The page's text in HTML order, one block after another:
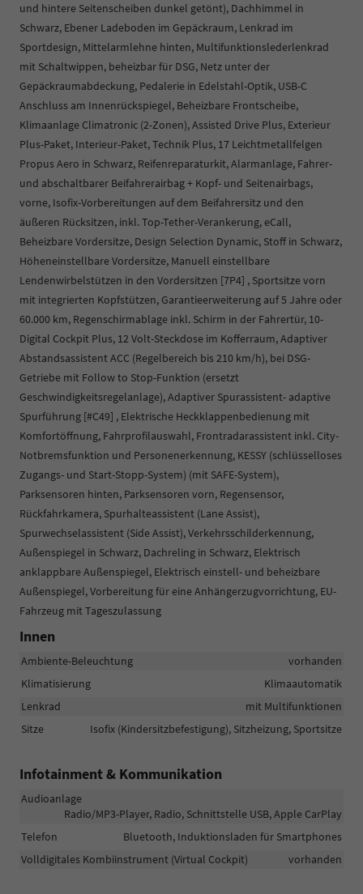
und hintere Seitenscheiben dunkel getönt), Dachhimmel in
Schwarz, Ebener Ladeboden im Gepäckraum, Lenkrad im
Sportdesign, Mittelarmlehne hinten, Multifunktionslederlenkrad
mit Schaltwippen, beheizbar für DSG, Netz unter der
Gepäckraumabdeckung, Pedalerie in Edelstahl-Optik, USB-C
Anschluss am Innenrückspiegel, Beheizbare Frontscheibe,
Klimaanlage Climatronic (2-Zonen), Assisted Drive Plus, Exterieur
Plus-Paket, Interieur-Paket, Technik Plus, 17 Leichtmetallfelgen
Propus Aero in Schwarz, Reifenreparaturkit, Alarmanlage, Fahrer-
und abschaltbarer Beifahrerairbag + Kopf- und Seitenairbags,
vorne, Isofix-Vorbereitungen auf dem Beifahrersitz und den
äußeren Rücksitzen, inkl. Top-Tether-Verankerung, eCall,
Beheizbare Vordersitze, Design Selection Dynamic, Stoff in Schwarz,
Höheneinstellbare Vordersitze, Manuell einstellbare
Lendenwirbelstützen in den Vordersitzen [7P4] , Sportsitze vorn
mit integrierten Kopfstützen, Garantieerweiterung auf 5 Jahre oder
60.000 km, Regenschirmablage inkl. Schirm in der Fahrertür, 10-
Digital Cockpit Plus, 12 Volt-Steckdose im Kofferraum, Adaptiver
Abstandsassistent ACC (Regelbereich bis 210 km/h), bei DSG-
Getriebe mit Follow to Stop-Funktion (ersetzt
Geschwindigkeitsregelanlage), Adaptiver Spurassistent- adaptive
Spurführung [#C49] , Elektrische Heckklappenbedienung mit
Komfortöffnung, Fahrprofilauswahl, Frontradarassistent inkl. City-
Notbremsfunktion und Personenerkennung, KESSY (schlüsselloses
Zugangs- und Start-Stopp-System) (mit SAFE-System),
Parksensoren hinten, Parksensoren vorn, Regensensor,
Rückfahrkamera, Spurhalteassistent (Lane Assist),
Spurwechselassistent (Side Assist), Verkehrsschilderkennung,
Außenspiegel in Schwarz, Dachreling in Schwarz, Elektrisch
anklappbare Außenspiegel, Elektrisch einstell- und beheizbare
Außenspiegel, Vorbereitung für eine Anhängerzugvorrichtung, EU-
Fahrzeug mit Tageszulassung
Innen
Ambiente-Beleuchtung
vorhanden
Klimatisierung
Klimaautomatik
Lenkrad
mit Multifunktionen
Sitze
Isofix (Kindersitzbefestigung), Sitzheizung, Sportsitze
Infotainment & Kommunikation
Audioanlage
Radio/MP3-Player, Radio, Schnittstelle USB, Apple CarPlay
Telefon
Bluetooth, Induktionsladen für Smartphones
Volldigitales Kombiinstrument (Virtual Cockpit)
vorhanden